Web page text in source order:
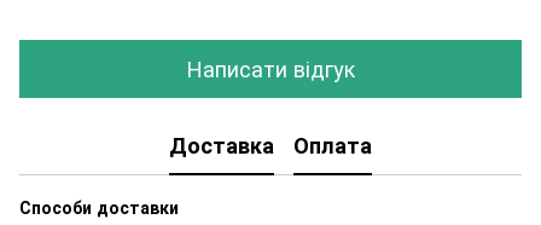
Написати відгук
Доставка Оплата
Способи доставки